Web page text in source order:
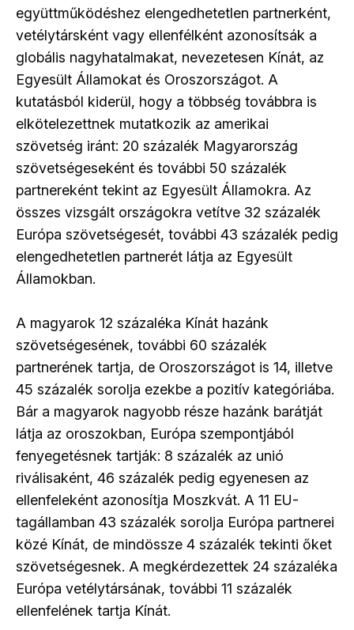
együttműködéshez elengedhetetlen partnerként,
vetélytársként vagy ellenfélként azonosítsák a
globális nagyhatalmakat, nevezetesen Kínát, az
Egyesült Államokat és Oroszországot. A
kutatásból kiderül, hogy a többség továbbra is
elkötelezettnek mutatkozik az amerikai
szövetség iránt: 20 százalék Magyarország
szövetségeseként és további 50 százalék
partnereként tekint az Egyesült Államokra. Az
összes vizsgált országokra vetítve 32 százalék
Európa szövetségesét, további 43 százalék pedig
elengedhetetlen partnerét látja az Egyesült
Államokban.
A magyarok 12 százaléka Kínát hazánk
szövetségesének, további 60 százalék
partnerének tartja, de Oroszországot is 14, illetve
45 százalék sorolja ezekbe a pozitív kategóriába.
Bár a magyarok nagyobb része hazánk barátját
látja az oroszokban, Európa szempontjából
fenyegetésnek tartják: 8 százalék az unió
riválisaként, 46 százalék pedig egyenesen az
ellenfeleként azonosítja Moszkvát. A 11 EU-
tagállamban 43 százalék sorolja Európa partnerei
közé Kínát, de mindössze 4 százalék tekinti őket
szövetségesnek. A megkérdezettek 24 százaléka
Európa vetélytársának, további 11 százalék
ellenfelének tartja Kínát.